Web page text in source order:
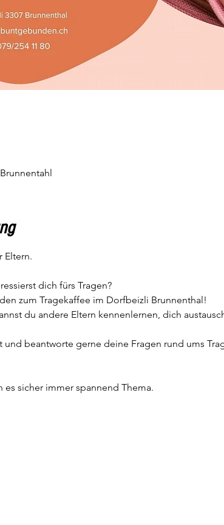
Eltern.
dich fürs Tragen?
zum Tragekaffee im Dorfbeizli Brunnenthal!
du andere Eltern kennenlernen, dich
und beantworte gerne deine Fragen rund ums
es sicher immer spannend Thema.